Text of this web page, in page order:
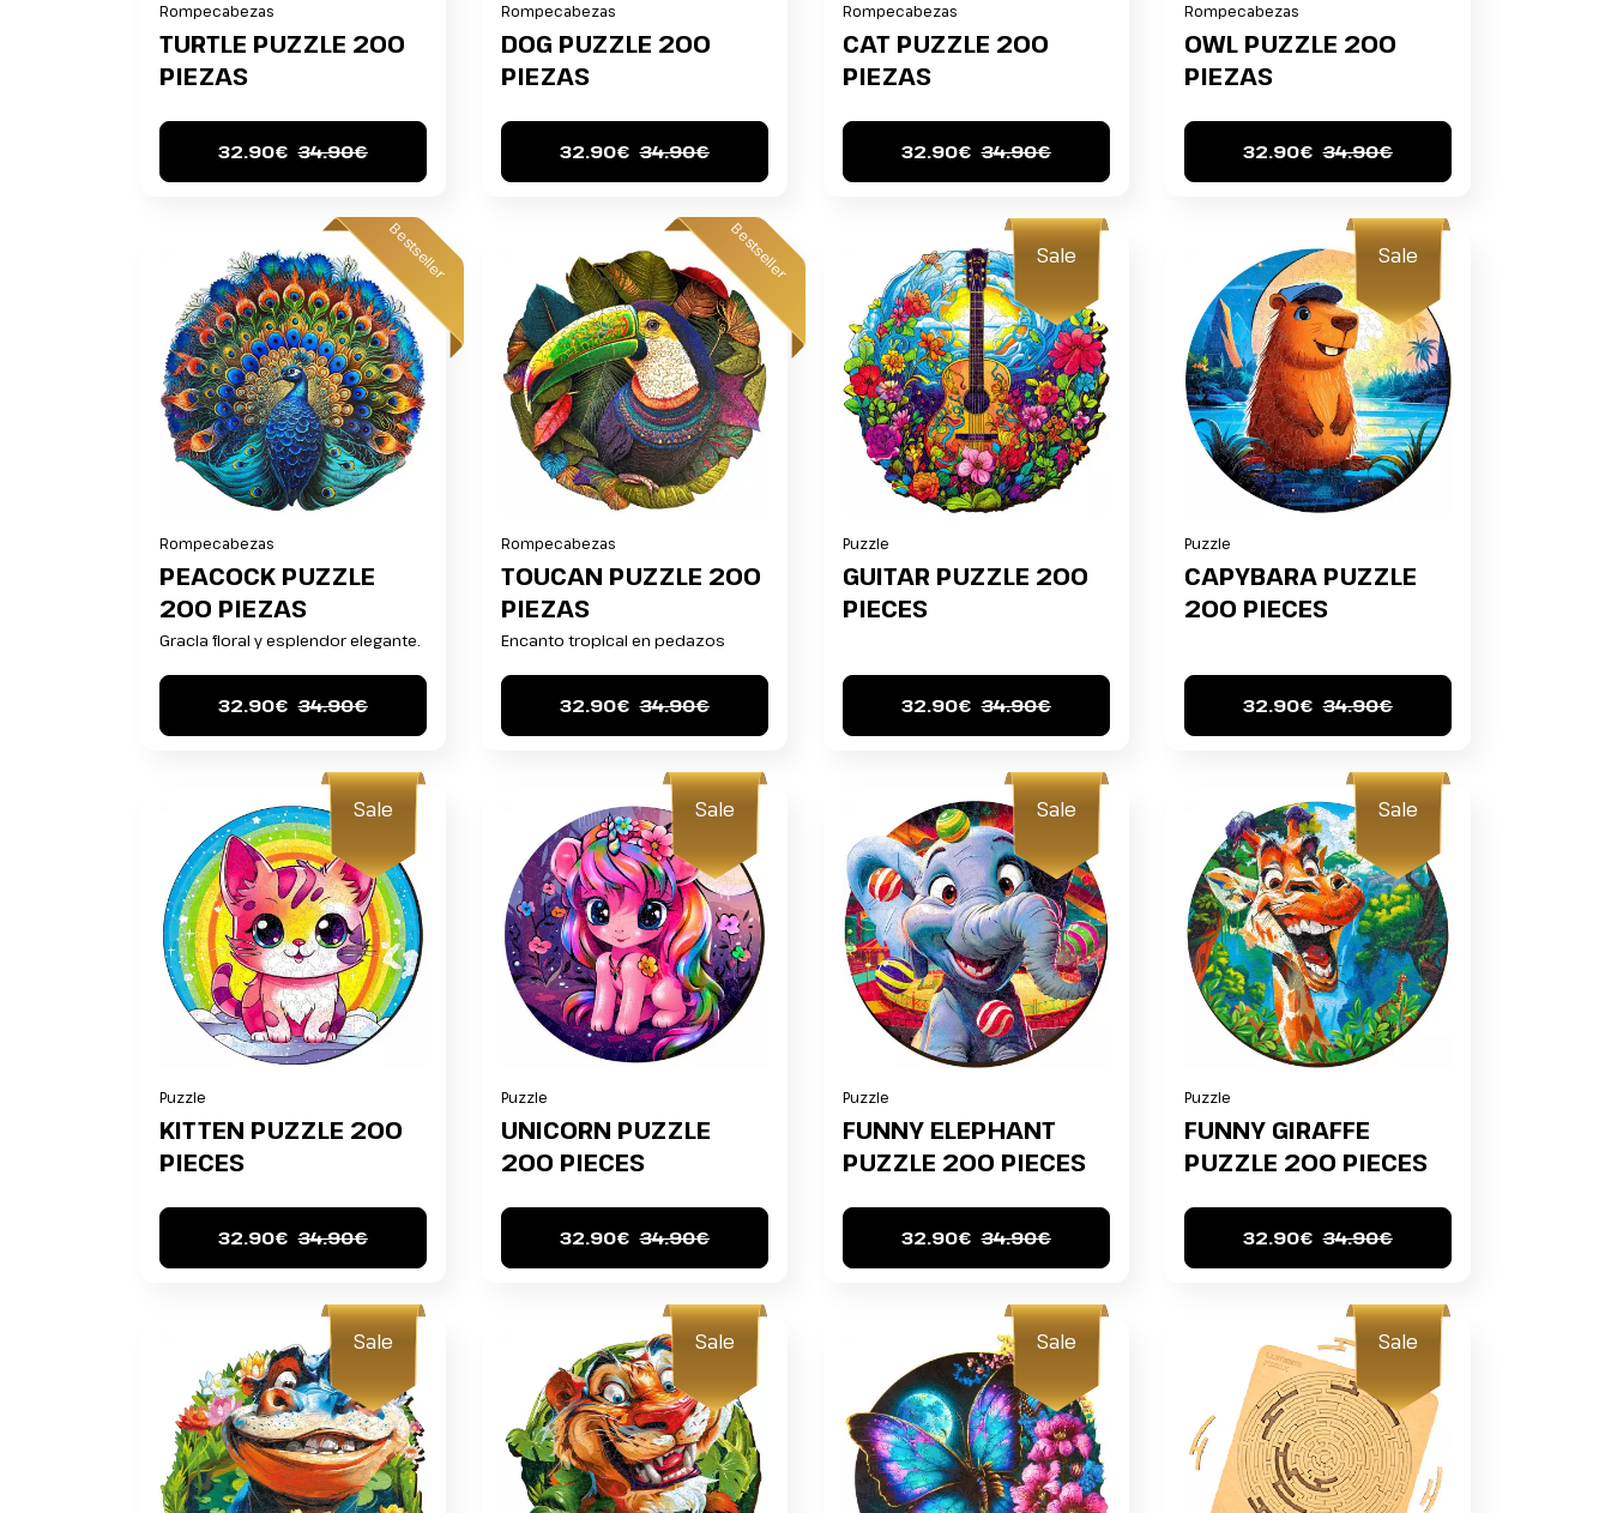
Rompecabezas
TURTLE PUZZLE 200
PIEZAS
32.90€ 34.90€
Rompecabezas
DOG PUZZLE 200
PIEZAS
32.90€ 34.90€
Rompecabezas
CAT PUZZLE 200
PIEZAS
32.90€ 34.90€
Rompecabezas
OWL PUZZLE 200
PIEZAS
32.90€ 34.90€
Bestseller
Rompecabezas
PEACOCK PUZZLE
200 PIEZAS
Gracia floral y esplendor elegante.
32.90€ 34.90€
Bestseller
Rompecabezas
TOUCAN PUZZLE 200
PIEZAS
Encanto tropical en pedazos
32.90€ 34.90€
Sale
Puzzle
GUITAR PUZZLE 200
PIECES
32.90€ 34.90€
Sale
Puzzle
CAPYBARA PUZZLE
200 PIECES
32.90€ 34.90€
Sale
Puzzle
KITTEN PUZZLE 200
PIECES
32.90€ 34.90€
Sale
Puzzle
UNICORN PUZZLE
200 PIECES
32.90€ 34.90€
Sale
Puzzle
FUNNY ELEPHANT
PUZZLE 200 PIECES
32.90€ 34.90€
Sale
Puzzle
FUNNY GIRAFFE
PUZZLE 200 PIECES
32.90€ 34.90€
Sale Sale Sale Sale